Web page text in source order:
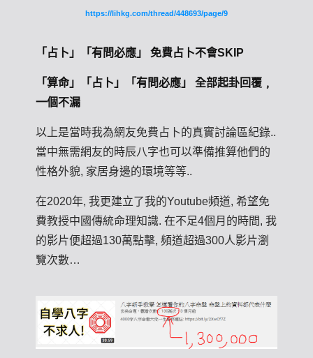
https://lihkg.com/thread/448693/page/9
「占卜」「有問必應」 免費占卜不會SKIP
「算命」「占卜」「有問必應」 全部起卦回覆﹐
一個不漏
以上是當時我為網友免費占卜的真實討論區紀錄..
當中無需網友的時辰八字也可以準備推算他們的
性格外貌, 家居身邊的環境等等..
在2020年, 我更建立了我的Youtube頻道, 希望免
費教授中國傳統命理知識. 在不足4個月的時間, 我
的影片便超過130萬點擊, 頻道超過300人影片瀏
覽次數…